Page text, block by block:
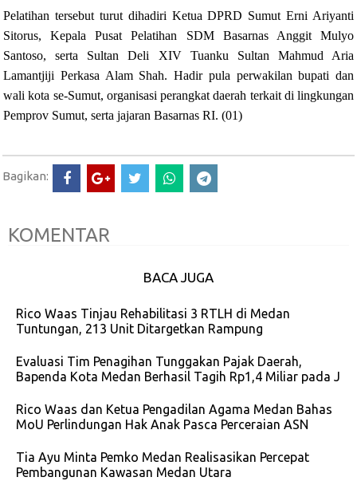
Pelatihan tersebut turut dihadiri Ketua DPRD Sumut Erni Ariyanti
Sitorus, Kepala Pusat Pelatihan SDM Basarnas Anggit Mulyo
Santoso, serta Sultan Deli XIV Tuanku Sultan Mahmud Aria
Lamantjiji Perkasa Alam Shah. Hadir pula perwakilan bupati dan
wali kota se-Sumut, organisasi perangkat daerah terkait di lingkungan
Pemprov Sumut, serta jajaran Basarnas RI. (01)
Bagikan:
KOMENTAR
BACA JUGA
Rico Waas Tinjau Rehabilitasi 3 RTLH di Medan
Tuntungan, 213 Unit Ditargetkan Rampung
Evaluasi Tim Penagihan Tunggakan Pajak Daerah,
Bapenda Kota Medan Berhasil Tagih Rp1,4 Miliar pada J
Rico Waas dan Ketua Pengadilan Agama Medan Bahas
MoU Perlindungan Hak Anak Pasca Perceraian ASN
Tia Ayu Minta Pemko Medan Realisasikan Percepat
Pembangunan Kawasan Medan Utara